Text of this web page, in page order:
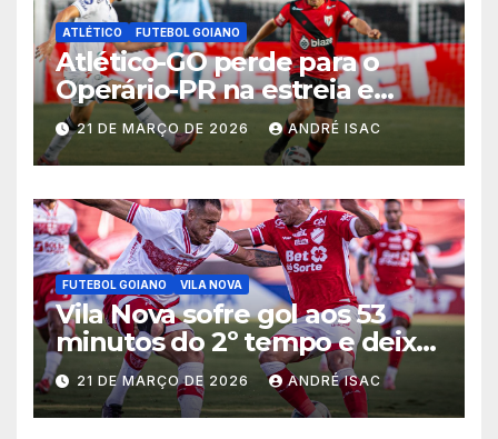
ATLÉTICO FUTEBOL GOIANO
Atlético-GO perde para o
Operário-PR na estreia e
começa sob pressão a Série B
2026
21 DE MARÇO DE 2026 ANDRÉ ISAC
FUTEBOL GOIANO VILA NOVA
Vila Nova sofre gol aos 53
minutos do 2º tempo e deixa
vitória escapar na estreia da
Série B
21 DE MARÇO DE 2026 ANDRÉ ISAC